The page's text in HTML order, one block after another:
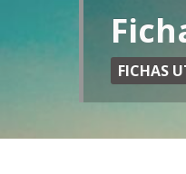
FICHAS